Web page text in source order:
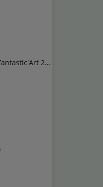
2023 (0)